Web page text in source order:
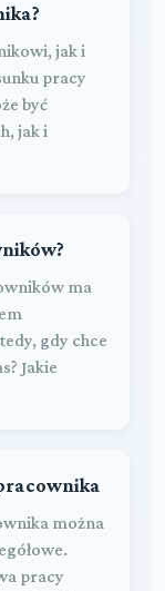
jak i
pracy
być
jak i
ma
gdy chce
Jakie
można
pracy